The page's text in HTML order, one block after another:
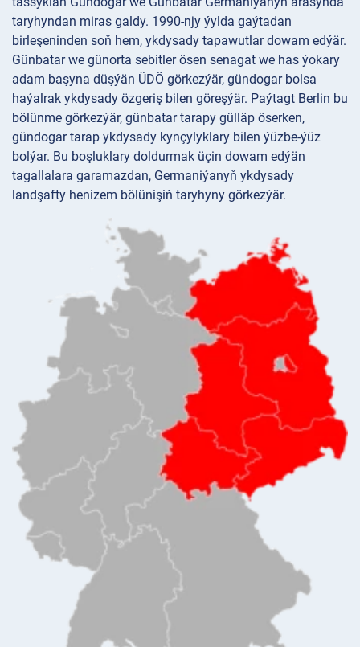
taryhyndan miras galdy. 1990-njy ýylda gaýtadan
birleşeninden soň hem, ykdysady tapawutlar dowam edýär.
Günbatar we günorta sebitler ösen senagat we has ýokary
adam başyna düşýän ÜDÖ görkezýär, gündogar bolsa
haýalrak ykdysady özgeriş bilen göreşýär. Paýtagt Berlin bu
bölünme görkezýär, günbatar tarapy gülläp öserken,
gündogar tarap ykdysady kynçylyklary bilen ýüzbe-ýüz
bolýar. Bu boşluklary doldurmak üçin dowam edýän
tagallalara garamazdan, Germaniýanyň ykdysady
landşafty henizem bölünişiň taryhyny görkezýär.